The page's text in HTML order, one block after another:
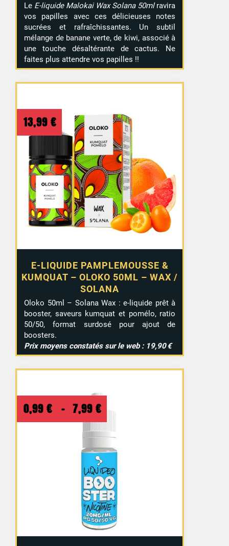
Le E-liquide Malokai Wax Solana 50mlravira
vos papilles avec ces délicieuses notes
sucrées et rafraîchissantes. Un subtil
mélange de banane verte, de kiwi, associé à
une touche désaltérante de cactus. Ne
faites plus attendre vos papilles !!
E-LIQUIDE PAMPLEMOUSSE &
KUMQUAT – OLOKO 50ML – WAX /
SOLANA
13,99 €
Oloko 50ml – Solana Wax : e-liquide prêt à
booster, saveurs kumquat et pomélo, ratio
50/50, format surdosé pour ajout de
boosters.
Prix moyens constatés sur le web : 19,90 €
0,99 € – 7,99 € Plage
de
prix :
0,99 €
à
7,99 €